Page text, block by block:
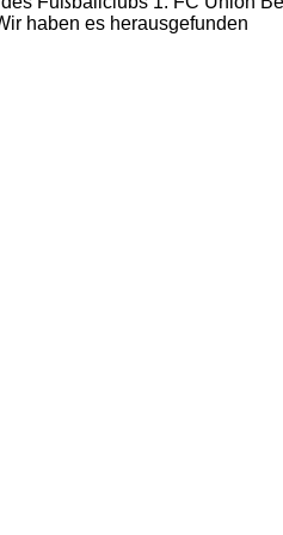
haben es herausgefunden